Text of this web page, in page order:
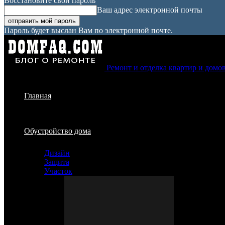
Ваш адрес электронной почты
Пароль будет выслан Вам по электронной почте.
Ремонт и отделка квартир и
Главная
Обустройство дома
Дизайн
Защита
Участок